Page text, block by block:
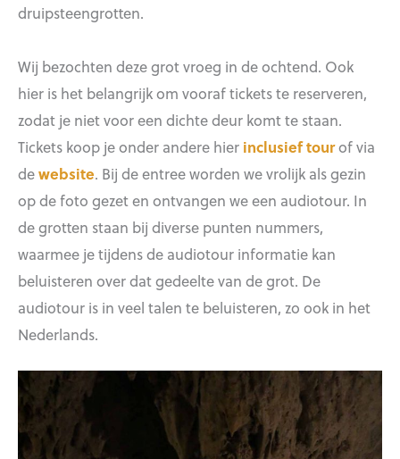
druipsteengrotten.
Wij bezochten deze grot vroeg in de ochtend. Ook
hier is het belangrijk om vooraf tickets te reserveren,
zodat je niet voor een dichte deur komt te staan.
Tickets koop je onder andere hier inclusief tourof via
dewebsite. Bij de entree worden we vrolijk als gezin
op de foto gezet en ontvangen we een audiotour. In
de grotten staan bij diverse punten nummers,
waarmee je tijdens de audiotour informatie kan
beluisteren over dat gedeelte van de grot. De
audiotour is in veel talen te beluisteren, zo ook in het
Nederlands.